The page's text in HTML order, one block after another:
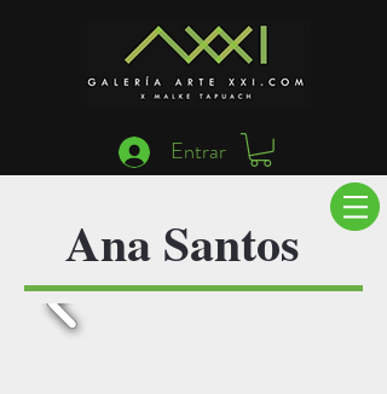
Entrar
Ana Santos